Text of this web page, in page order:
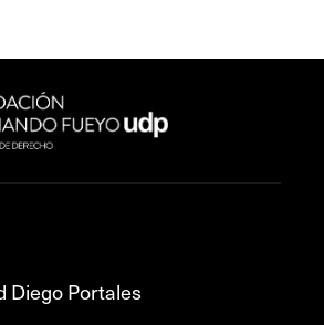
Diego Portales